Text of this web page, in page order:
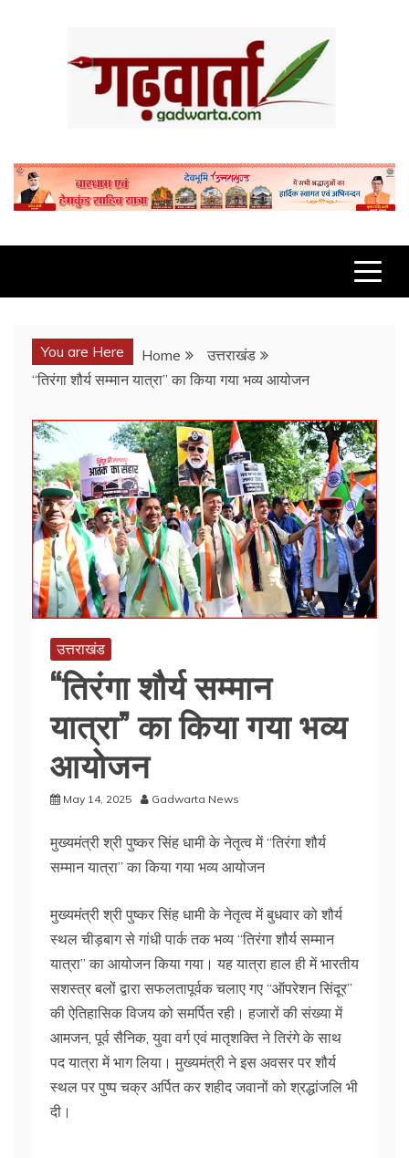
You are Here Home
उत्तराखंड
“तिरंगा शौर्य सम्मान यात्रा” का किया गया भव्य आयोजन
उत्तराखंड
“तिरंगा शौर्य सम्मान
यात्रा” का किया गया भव्य
आयोजन
May 14, 2025 Gadwarta News
मुख्यमंत्री श्री पुष्कर सिंह धामी के नेतृत्व में “तिरंगा शौर्य
सम्मान यात्रा” का किया गया भव्य आयोजन
मुख्यमंत्री श्री पुष्कर सिंह धामी के नेतृत्व में बुधवार को शौर्य
स्थल चीड़बाग से गांधी पार्क तक भव्य “तिरंगा शौर्य सम्मान
यात्रा” का आयोजन किया गया। यह यात्रा हाल ही में भारतीय
सशस्त्र बलों द्वारा सफलतापूर्वक चलाए गए “ऑपरेशन सिंदूर”
की ऐतिहासिक विजय को समर्पित रही। हजारों की संख्या में
आमजन, पूर्व सैनिक, युवा वर्ग एवं मातृशक्ति ने तिरंगे के साथ
पद यात्रा में भाग लिया। मुख्यमंत्री ने इस अवसर पर शौर्य
स्थल पर पुष्प चक्र अर्पित कर शहीद जवानों को श्रद्धांजलि भी
दी।